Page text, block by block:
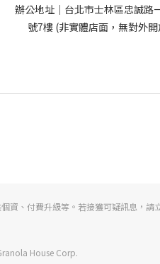
辦公地址｜台北市士林區忠誠路
號7樓 (非實體店面，無對外開
資、付費升級等。若接獲可疑訊息，請
House Corp.